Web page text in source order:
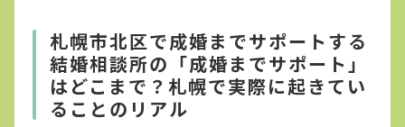
札幌市北区で成婚までサポートする
結婚相談所の「成婚までサポート」
はどこまで？札幌で実際に起きてい
ることのリアル